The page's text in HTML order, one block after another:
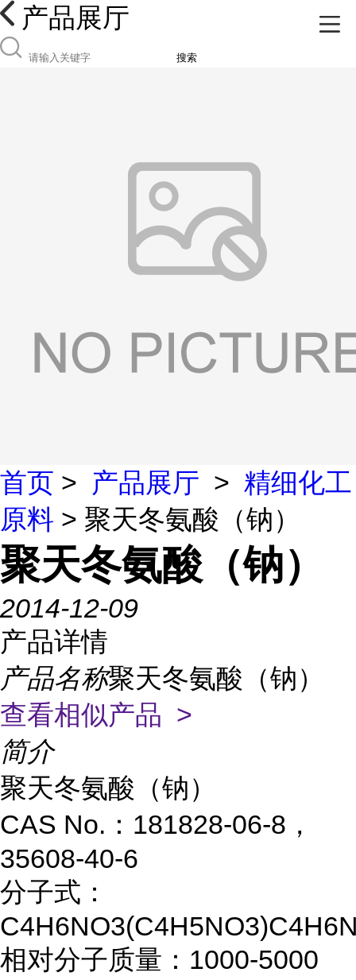
产品展厅
搜索
首页 > 产品展厅 > 精细化工
原料 > 聚天冬氨酸（钠）
聚天冬氨酸（钠）
2014-12-09
产品详情
产品名称聚天冬氨酸（钠）
查看相似产品 >
简介
聚天冬氨酸（钠）
CAS No.：181828-06-8，
35608-40-6
分子式：
相对分子质量：1000-5000